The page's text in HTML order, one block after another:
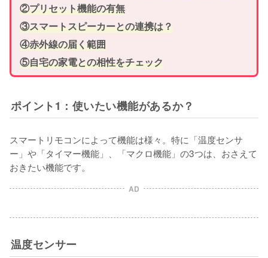
②プリセット機能の有無
③スマートスピーカーとの連携は？
④赤外線の届く範囲
⑤自宅の家電との相性をチェック
ポイント1：使いたい機能があるか？
スマートリモコンによって機能は様々。特に「温度センサ
ー」や「タイマー機能」、「マクロ機能」の3つは、おさえて
おきたい機能です。
AD
温度センサー